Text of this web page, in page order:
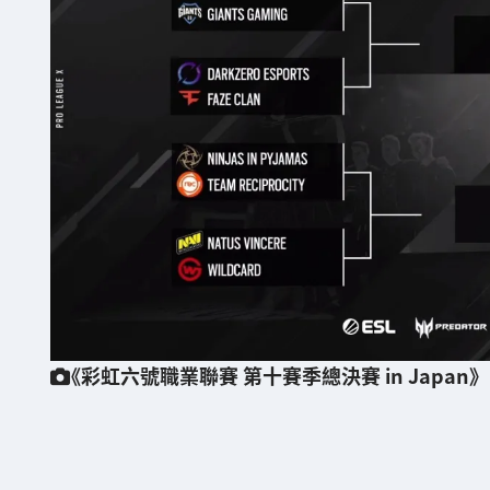
《彩虹六號職業聯賽 第十賽季總決賽 in Japan》